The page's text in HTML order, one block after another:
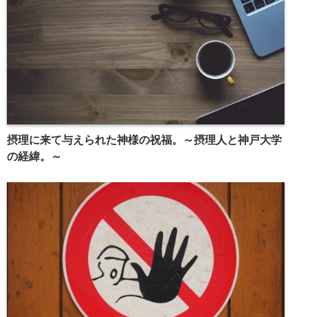
摂理に来て与えられた神様の祝福。～摂理人と神戸大学
の経緯。～